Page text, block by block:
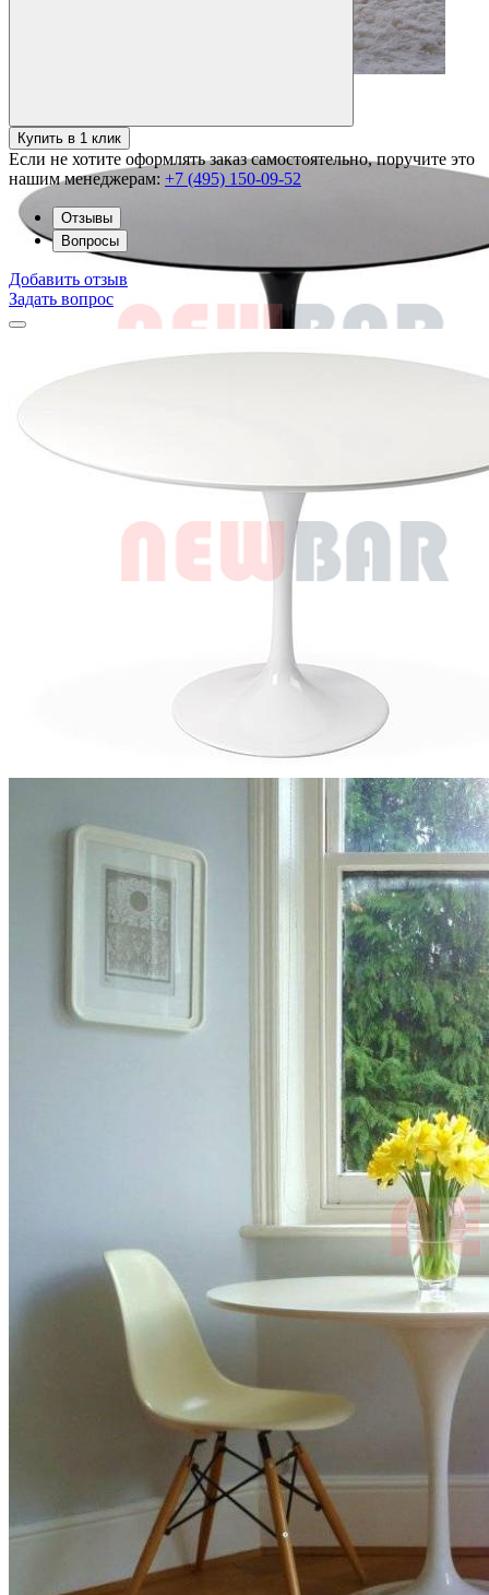
Купить в 1 клик
Если не хотите оформлять заказ самостоятельно, поручите это
нашим менеджерам: +7 (495) 150-09-52
Отзывы
Вопросы
Добавить отзыв
Задать вопрос